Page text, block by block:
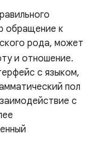
обращение к
рода, может
и отношение.
с языком,
пол
с